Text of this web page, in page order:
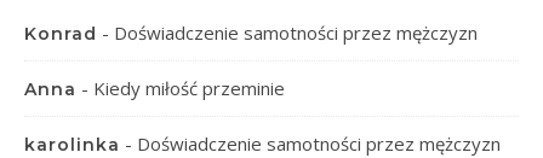
Konrad - Doświadczenie samotności przez mężczyzn
Anna - Kiedy miłość przeminie
karolinka - Doświadczenie samotności przez mężczyzn